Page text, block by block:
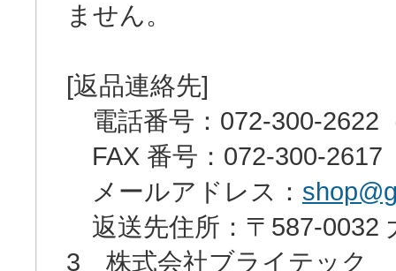
ません。
[返品連絡先]
電話番号：072-300-2622
FAX 番号：072-300-2617
メールアドレス：
返送先住所：〒587-0032
3 株式会社ブライテック